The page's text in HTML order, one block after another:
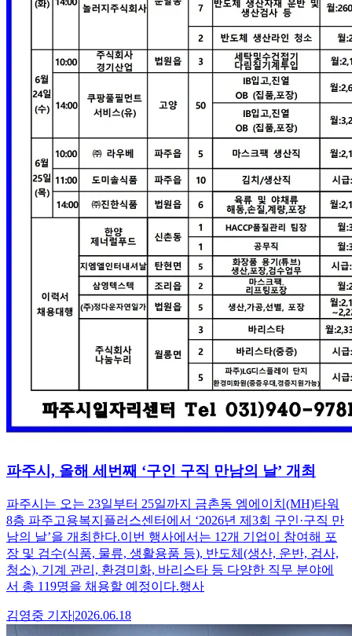
파주시, 올해 세번째 ‘구인 구직 만남의 날’ 개최
파주시는 오는 23일부터 25일까지 금촌동 엠에이치(MH)타워
8층 파주고용복지플러스센터에서 ‘2026년 제3회 구인·구직 만
남의 날’을 개최한다.이번 행사에서는 12개 기업이 참여해 포
장 및 검수(식품, 물류, 생활용품 등), 반도체(생산, 운반, 검사,
청소), 기계 관리, 환경미화, 바리스타 등 다양한 직무 분야에
서 총 119명을 채용할 예정이다.행사
김영중 기자|2026.06.18